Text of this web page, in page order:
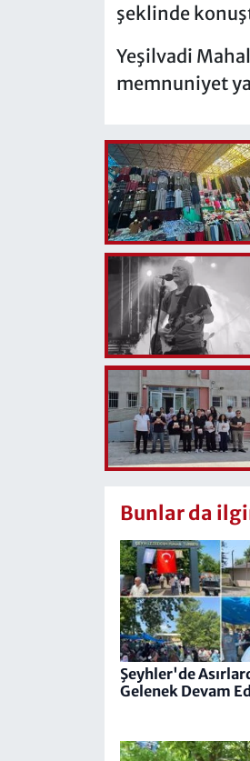
şeklinde
Yeşilvadi
memnuniyet
Bunlar da
Şeyhler'de
Gelenek Devam